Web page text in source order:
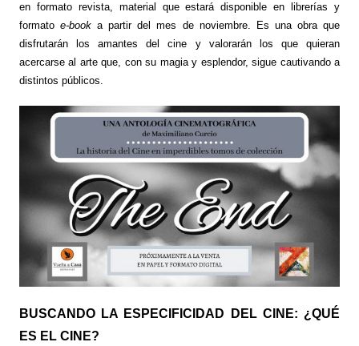
en formato revista, material que estará disponible en librerías y
formatoe-book a partir del mes de noviembre. Es una obra que
disfrutarán los amantes del cine y valorarán los que quieran
acercarse al arte que, con su magia y esplendor, sigue cautivando a
distintos públicos.
BUSCANDO LA ESPECIFICIDAD DEL CINE: ¿QUÉ
ES EL CINE?